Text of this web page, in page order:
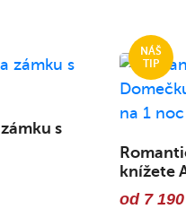
s
knížete
od 7